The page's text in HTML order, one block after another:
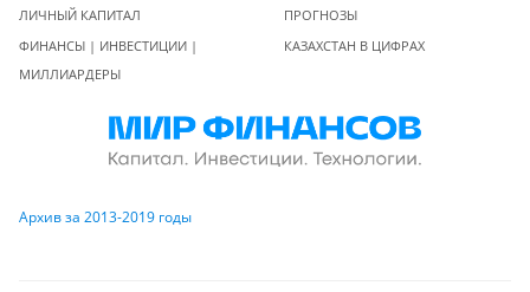
ЛИЧНЫЙ КАПИТАЛ
ФИНАНСЫ | ИНВЕСТИЦИИ |
МИЛЛИАРДЕРЫ
ПРОГНОЗЫ
КАЗАХСТАН В ЦИФРАХ
Архив за 2013-2019 годы